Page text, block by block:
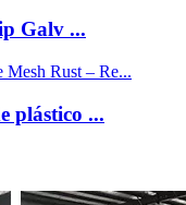
Galv ...
plástico ...